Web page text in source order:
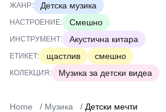
ЖАНР: Детска музика
НАСТРОЕНИЕ: Смешно
ИНСТРУМЕНТ: Акустична китара
ЕТИКЕТ: щастлив смешно
КОЛЕКЦИЯ: Музика за детски видеа
Home / Музика / Детски мечти